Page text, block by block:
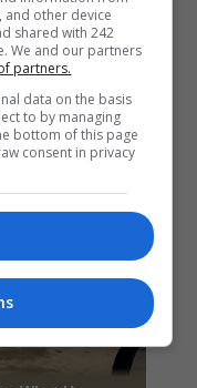
and other device
shared with 242
We and our partners
partners.
data on the basis
to by managing
bottom of this page
consent in privacy